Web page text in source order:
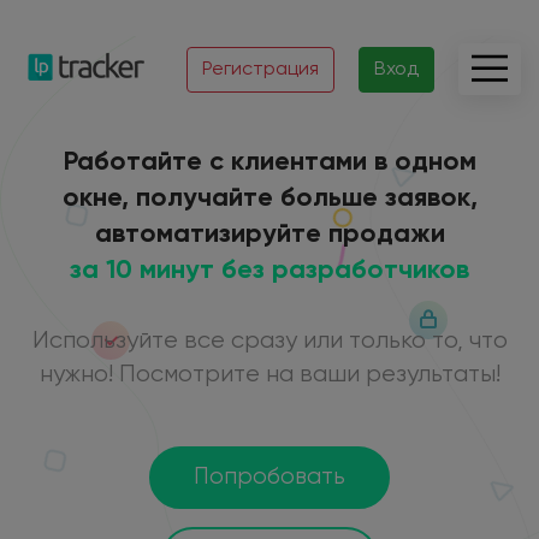
Регистрация Вход
Работайте с клиентами в одном
окне, получайте больше заявок,
автоматизируйте продажи
за 10 минут без разработчиков
Используйте все сразу или только то, что
нужно! Посмотрите на ваши результаты!
Попробовать